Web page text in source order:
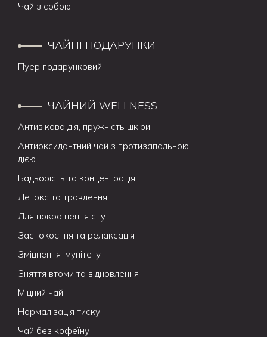
Чай з собою
ЧАЙНІ ПОДАРУНКИ
Пуер подарунковий
ЧАЙНИЙ WELLNESS
Антивікова дія, пружність шкіри
Антиоксидантний чай з протизапальною
дією
Бадьорість та концентрація
Детокс та травлення
Для покращення сну
Заспокоєння та релаксація
Зміцнення імунітету
Зняття втоми та відновлення
Міцний чай
Нормалізація тиску
Чай без кофеїну